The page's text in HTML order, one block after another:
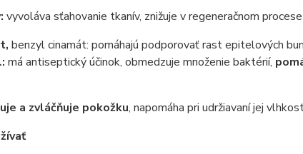
vyvoláva sťahovanie tkanív, znižuje v regeneračnom
benzyl cinamát: pomáhajú podporovať rast epitelových
má antiseptický účinok, obmedzuje množenie baktérií,
a zvláčňuje pokožku, napomáha pri udržiavaní jej